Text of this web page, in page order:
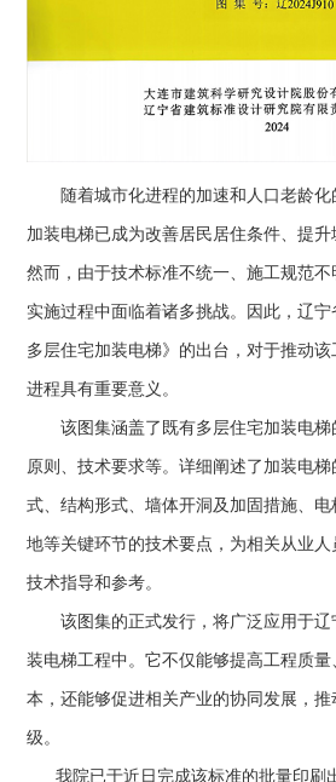
随着城市化进程的加速和人口老龄化
加装电梯已成为改善居民居住条件、提升
然而，由于技术标准不统一、施工规范
实施过程中面临着诸多挑战。因此，辽
多层住宅加装电梯》的出台，对于推动
进程具有重要意义。
该图集涵盖了既有多层住宅加装电梯
原则、技术要求等。详细阐述了加装电
式、结构形式、墙体开洞及加固措施、
地等关键环节的技术要点，为相关从业
技术指导和参考。
该图集的正式发行，将广泛应用于辽
装电梯工程中。它不仅能够提高工程质
本，还能够促进相关产业的协同发展，
级。
我院已于近日完成该标准的批量印刷